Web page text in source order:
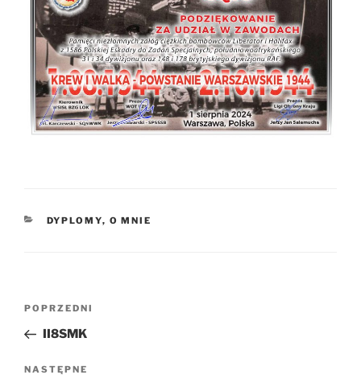
KATEGORIE
DYPLOMY, O MNIE
Nawigacja
Poprzedni
wpis
POPRZEDNI
II8SMK
Następny
NASTĘPNE